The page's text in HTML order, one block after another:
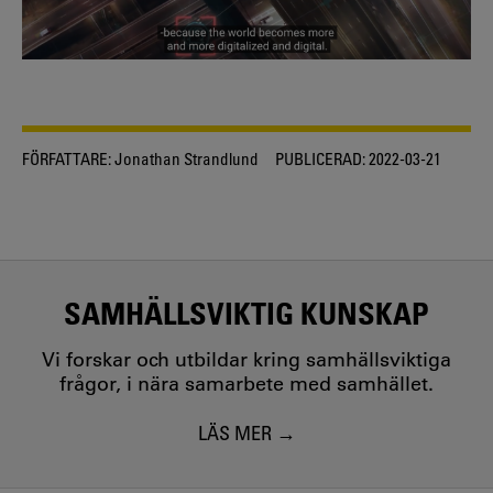
FÖRFATTARE:Jonathan Strandlund PUBLICERAD:2022-03-21
SAMHÄLLSVIKTIG KUNSKAP
Vi forskar och utbildar kring samhällsviktiga
frågor, i nära samarbete med samhället.
LÄS MER